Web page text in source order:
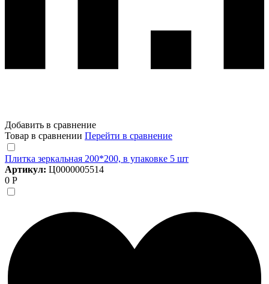
Добавить в сравнение
Товар в сравнении Перейти в сравнение
Плитка зеркальная 200*200, в упаковке 5 шт
Артикул: Ц0000005514
0 Р